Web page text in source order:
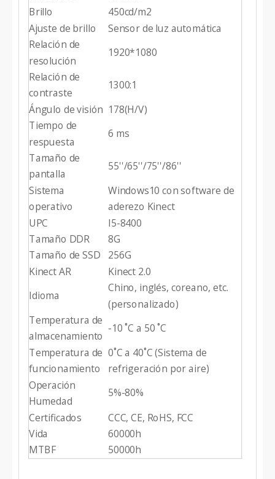
Brillo
450cd/m2
Ajuste de brillo
Sensor de luz automática
Relación de
resolución
1920*1080
Relación de
contraste
1300:1
Ángulo de visión 178(H/V)
Tiempo de
respuesta
6 ms
Tamaño de
pantalla
55''/65''/75''/86''
Sistema
operativo
Windows10 con software de
aderezo Kinect
UPC
I5-8400
Tamaño DDR
8G
Tamaño de SSD
256G
Kinect AR
Kinect 2.0
Idioma
Chino, inglés, coreano, etc.
(personalizado)
Temperatura de
almacenamiento
-10 ˚C a 50 ˚C
Temperatura de
funcionamiento
0˚C a 40˚C (Sistema de
refrigeración por aire)
Operación
Humedad
5%-80%
Certificados
CCC, CE, RoHS, FCC
Vida
60000h
MTBF
50000h